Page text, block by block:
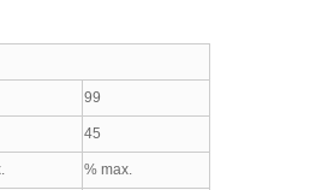
99
45
% max.